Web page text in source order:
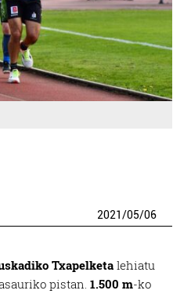
2021/05/06
Txapelketalehiatu
pistan.1.500 m-ko